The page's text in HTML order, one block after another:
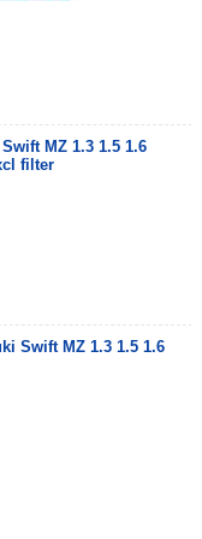
MZ 1.3 1.5 1.6
filter
Swift MZ 1.3 1.5 1.6